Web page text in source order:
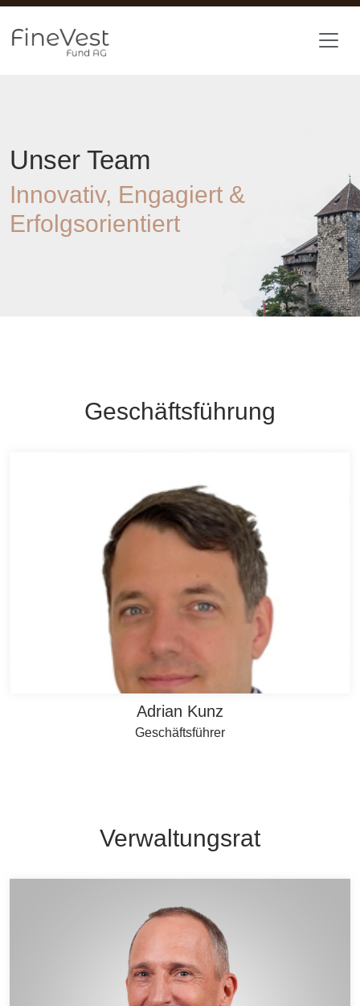
Zum Hauptinhalt springen
Unser Team
Innovativ, Engagiert &
Erfolgsorientiert
Geschäftsführung
Adrian Kunz
Geschäftsführer
Verwaltungsrat